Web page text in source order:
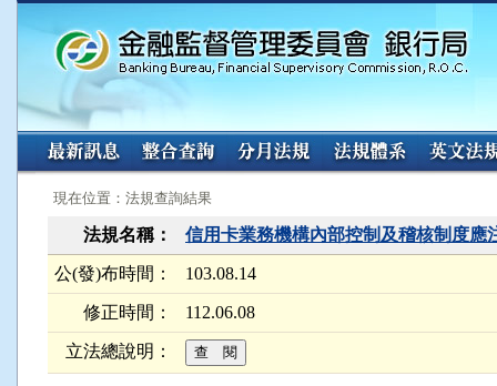
:::
現在位置：法規查詢結果
法規名稱： 信用卡業務機構內部控制及稽核制度應
公(發)布時間： 103.08.14
修正時間： 112.06.08
立法總說明：